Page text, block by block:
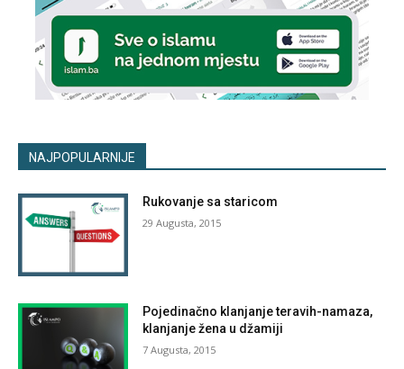
NAJPOPULARNIJE
Rukovanje sa staricom
29 Augusta, 2015
Pojedinačno klanjanje teravih-namaza,
klanjanje žena u džamiji
7 Augusta, 2015